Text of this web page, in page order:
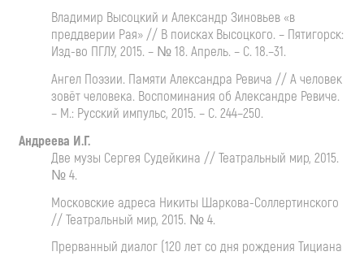
Владимир Высоцкий и Александр Зиновьев «в
преддверии Рая» // В поисках Высоцкого. – Пятигорск:
Изд-во ПГЛУ, 2015. – № 18. Апрель. – С. 18.–31.
Ангел Поэзии. Памяти Александра Ревича // А человек
зовёт человека. Воспоминания об Александре Ревиче.
– М.: Русский импульс, 2015. – С. 244–250.
Андреева И.Г.
Две музы Сергея Судейкина // Театральный мир, 2015.
№ 4.
Московские адреса Никиты Шаркова-Соллертинского
// Театральный мир, 2015. № 4.
Прерванный диалог (120 лет со дня рождения Тициана